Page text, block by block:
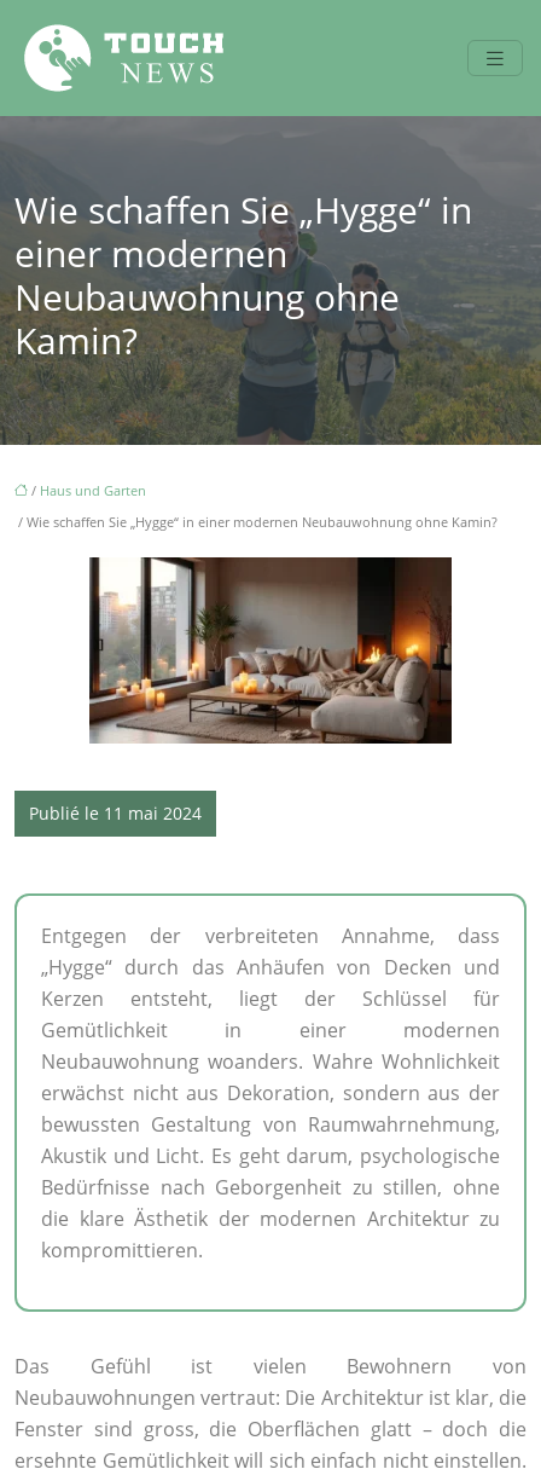
Wie schaffen Sie „Hygge“ in
einer modernen
Neubauwohnung ohne
Kamin?
/ Haus und Garten
/ Wie schaffen Sie „Hygge“ in einer modernen Neubauwohnung ohne Kamin?
Publié le 11 mai 2024
Entgegen der verbreiteten Annahme, dass
„Hygge“ durch das Anhäufen von Decken und
Kerzen entsteht, liegt der Schlüssel für
Gemütlichkeit in einer modernen
Neubauwohnung woanders. Wahre Wohnlichkeit
erwächst nicht aus Dekoration, sondern aus der
bewussten Gestaltung von Raumwahrnehmung,
Akustik und Licht. Es geht darum, psychologische
Bedürfnisse nach Geborgenheit zu stillen, ohne
die klare Ästhetik der modernen Architektur zu
kompromittieren.
Das Gefühl ist vielen Bewohnern von
Neubauwohnungen vertraut: Die Architektur ist klar, die
Fenster sind gross, die Oberflächen glatt – doch die
ersehnte Gemütlichkeit will sich einfach nicht einstellen.